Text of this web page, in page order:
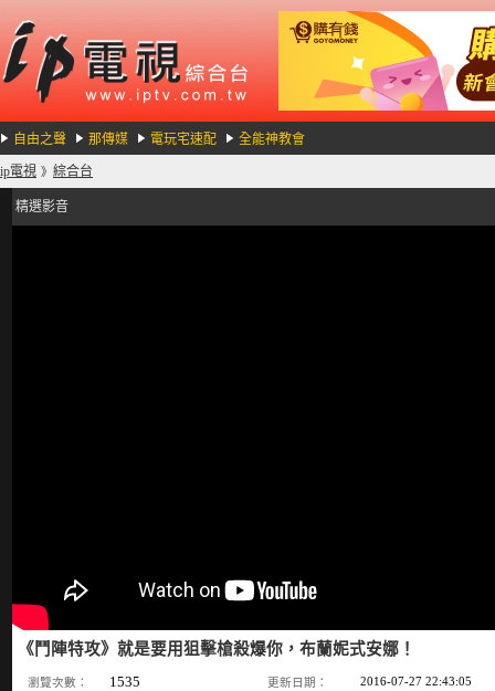
自由之聲 那傳媒 電玩宅速配 全能神教會
ip電視 》 綜合台
精選影音
《鬥陣特攻》就是要用狙擊槍殺爆你，布蘭妮式安娜！
瀏覽次數： 1535 更新日期： 2016-07-27 22:43:05